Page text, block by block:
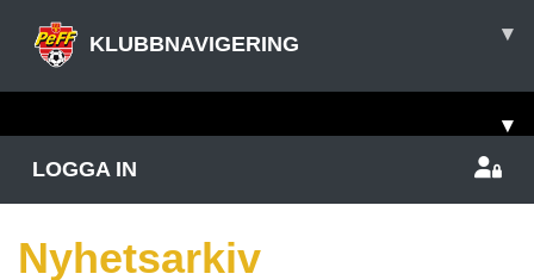
KLUBBNAVIGERING ▾
▾
LOGGA IN
Nyhetsarkiv